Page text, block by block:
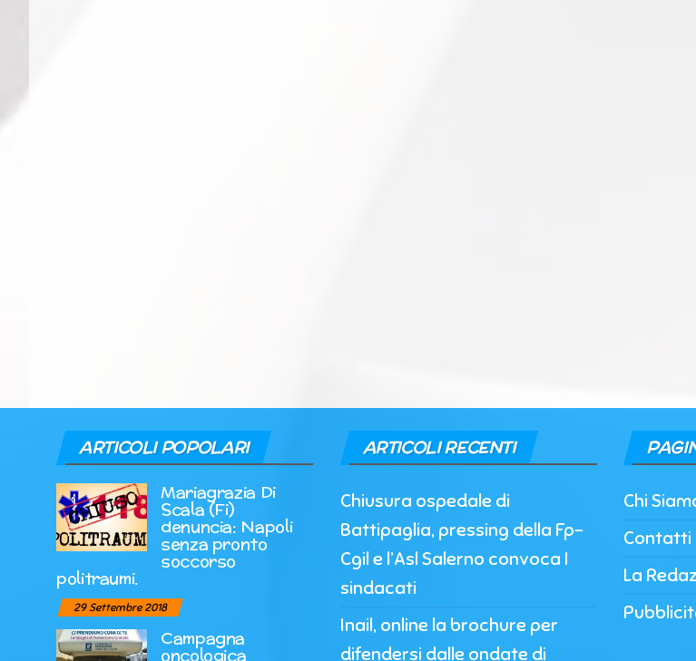
ARTICOLI POPOLARI
Mariagrazia Di
Scala (Fi)
denuncia: Napoli
senza pronto
soccorso
politraumi.
29 Settembre 2018
Campagna
oncologica
ARTICOLI RECENTI
Chiusura ospedale di
Battipaglia, pressing della Fp-
Cgil e l’Asl Salerno convoca I
sindacati
Inail, online la brochure per
difendersi dalle ondate di
Chi
Contatti
La